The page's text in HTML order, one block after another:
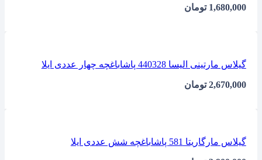
1,680,000 تومان
گیلاس مارتینی الیسا 440328 پاشاباغچه چهار عددی ایلا
2,670,000 تومان
گیلاس مارگاریتا 581 پاشاباغچه شش عددی ایلا